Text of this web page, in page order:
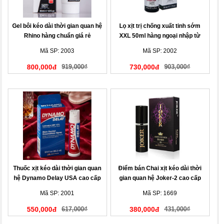
Gel bôi kéo dài thời gian quan hệ
Rhino hàng chuẩn giá rẻ
Mã SP: 2003
800,000đ 919,000₫
Lọ xịt trị chống xuất tinh sớm
XXL 50ml hàng ngoại nhập từ
Mã SP: 2002
730,000đ 903,000₫
Thuốc xịt kéo dài thời gian quan
hệ Dynamo Delay USA cao cấp
Mã SP: 2001
550,000đ 617,000₫
Điểm bán Chai xịt kéo dài thời
gian quan hệ Joker-2 cao cấp
Mã SP: 1669
380,000đ 431,000₫